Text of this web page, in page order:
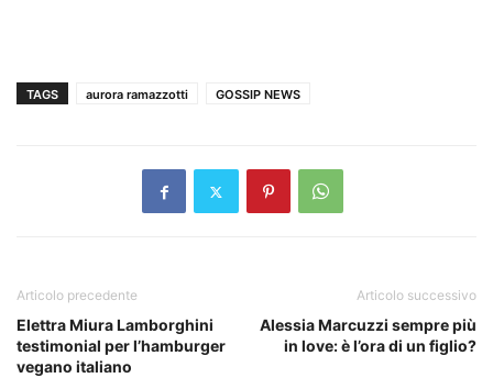
TAGS aurora ramazzotti GOSSIP NEWS
Articolo precedente
Elettra Miura Lamborghini
testimonial per l’hamburger
vegano italiano
Articolo successivo
Alessia Marcuzzi sempre più
in love: è l’ora di un figlio?